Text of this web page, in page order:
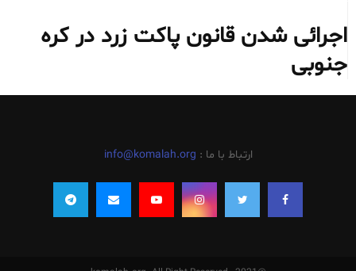
اجرائی شدن قانون پاکت زرد در کره
جنوبی
ارتباط با ما : info@komalah.org